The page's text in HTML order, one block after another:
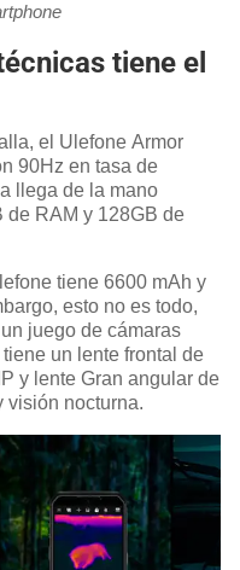
tiene el
el Ulefone Armor
90Hz en tasa de
llega de la mano
de RAM y 128GB de
tiene 6600 mAh y
esto no es todo,
juego de cámaras
un lente frontal de
y lente Gran angular de
visión nocturna.